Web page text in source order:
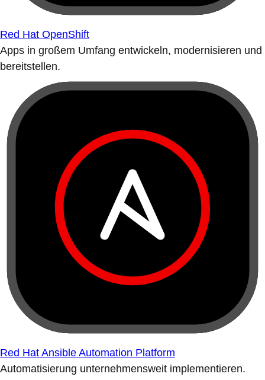
Red Hat OpenShift
Apps in großem Umfang entwickeln, modernisieren und
bereitstellen.
Red Hat Ansible Automation Platform
Automatisierung unternehmensweit implementieren.